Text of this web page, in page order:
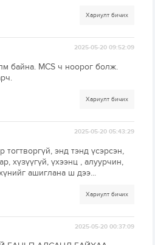
Хариулт бичих
2025-05-20 09:52:09
байна. MCS ч ноорог болж.
Хариулт бичих
2025-05-20 05:43:29
энд тэнд үсэрсэн,
хүзүүгүй, үхээнц , алуурчин,
ашиглана ш дээ...
Хариулт бичих
2025-05-20 00:37:09